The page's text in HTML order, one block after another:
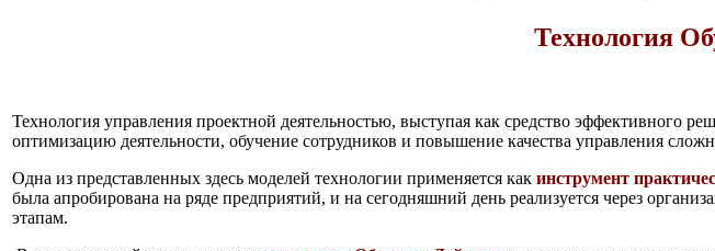
Технология
Технология управления проектной деятельностью, выступая как средство эффективного
оптимизацию деятельности, обучение сотрудников и повышение качества управления
Одна из представленных здесь моделей технологии применяется как инструмент
была апробирована на ряде предприятий, и на сегодняшний день реализуется через
этапам.